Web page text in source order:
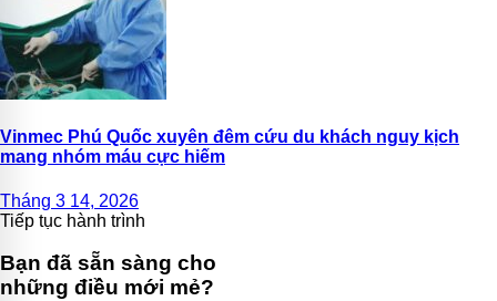
Vinmec Phú Quốc xuyên đêm cứu du khách nguy kịch
mang nhóm máu cực hiếm
Tháng 3 14, 2026
Tiếp tục hành trình
Bạn đã sẵn sàng cho
những điều mới mẻ?